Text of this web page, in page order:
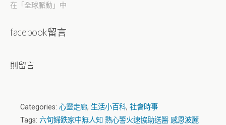
在「全球脈動」中
facebook留言
則留言
Categories: 心靈走廊, 生活小百科, 社會時事
Tags: 六旬婦跌家中無人知 熱心警火速協助送醫 感恩波麗